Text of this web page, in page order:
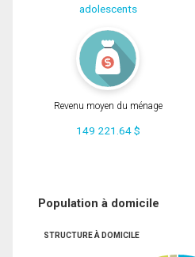
adolescents
Revenu moyen du ménage
149 221.64 $
Population à domicile
STRUCTURE À DOMICILE